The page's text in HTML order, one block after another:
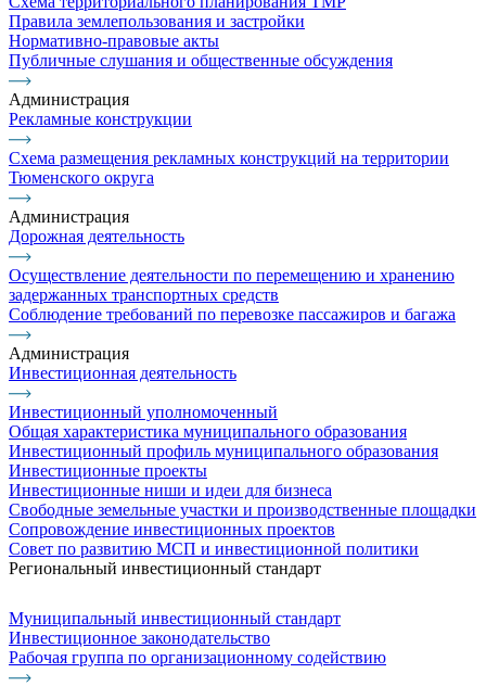
Правила землепользования и застройки
Нормативно-правовые акты
Публичные слушания и общественные обсуждения
Администрация
Рекламные конструкции
Схема размещения рекламных конструкций на территории
Тюменского округа
Администрация
Дорожная деятельность
Осуществление деятельности по перемещению и хранению
задержанных транспортных средств
Соблюдение требований по перевозке пассажиров и багажа
Администрация
Инвестиционная деятельность
Инвестиционный уполномоченный
Общая характеристика муниципального образования
Инвестиционный профиль муниципального образования
Инвестиционные проекты
Инвестиционные ниши и идеи для бизнеса
Свободные земельные участки и производственные площадки
Сопровождение инвестиционных проектов
Совет по развитию МСП и инвестиционной политики
Региональный инвестиционный стандарт
Муниципальный инвестиционный стандарт
Инвестиционное законодательство
Рабочая группа по организационному содействию